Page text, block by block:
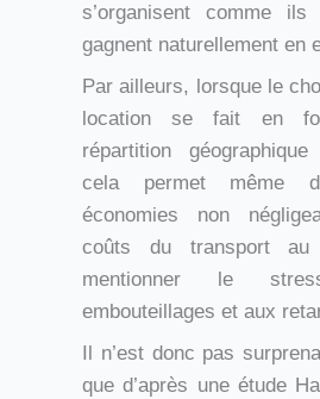
s’organisent comme ils
gagnent naturellement en
Par ailleurs, lorsque le
location se fait en
répartition
cela permet même
économies non
coûts du transport au
mentionner le
embouteillages et aux
Il n’est donc pas
que d’après une étude